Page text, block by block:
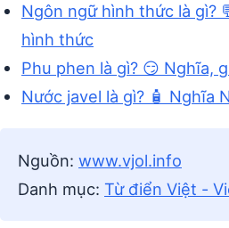
Ngôn ngữ hình thức là gì?
hình thức
Phu phen là gì? 😏 Nghĩa,
Nước javel là gì? 🧴 Nghĩa
Nguồn: www.vjol.info
Danh mục: Từ điển Việt -